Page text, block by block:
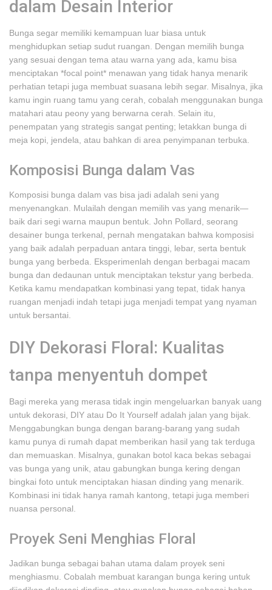
dalam Desain Interior
Bunga segar memiliki kemampuan luar biasa untuk
menghidupkan setiap sudut ruangan. Dengan memilih bunga
yang sesuai dengan tema atau warna yang ada, kamu bisa
menciptakan *focal point* menawan yang tidak hanya menarik
perhatian tetapi juga membuat suasana lebih segar. Misalnya, jika
kamu ingin ruang tamu yang cerah, cobalah menggunakan bunga
matahari atau peony yang berwarna cerah. Selain itu,
penempatan yang strategis sangat penting; letakkan bunga di
meja kopi, jendela, atau bahkan di area penyimpanan terbuka.
Komposisi Bunga dalam Vas
Komposisi bunga dalam vas bisa jadi adalah seni yang
menyenangkan. Mulailah dengan memilih vas yang menarik—
baik dari segi warna maupun bentuk. John Pollard, seorang
desainer bunga terkenal, pernah mengatakan bahwa komposisi
yang baik adalah perpaduan antara tinggi, lebar, serta bentuk
bunga yang berbeda. Eksperimenlah dengan berbagai macam
bunga dan dedaunan untuk menciptakan tekstur yang berbeda.
Ketika kamu mendapatkan kombinasi yang tepat, tidak hanya
ruangan menjadi indah tetapi juga menjadi tempat yang nyaman
untuk bersantai.
DIY Dekorasi Floral: Kualitas
tanpa menyentuh dompet
Bagi mereka yang merasa tidak ingin mengeluarkan banyak uang
untuk dekorasi, DIY atau Do It Yourself adalah jalan yang bijak.
Menggabungkan bunga dengan barang-barang yang sudah
kamu punya di rumah dapat memberikan hasil yang tak terduga
dan memuaskan. Misalnya, gunakan botol kaca bekas sebagai
vas bunga yang unik, atau gabungkan bunga kering dengan
bingkai foto untuk menciptakan hiasan dinding yang menarik.
Kombinasi ini tidak hanya ramah kantong, tetapi juga memberi
nuansa personal.
Proyek Seni Menghias Floral
Jadikan bunga sebagai bahan utama dalam proyek seni
menghiasmu. Cobalah membuat karangan bunga kering untuk